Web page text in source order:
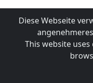
Diese Webseite
This website